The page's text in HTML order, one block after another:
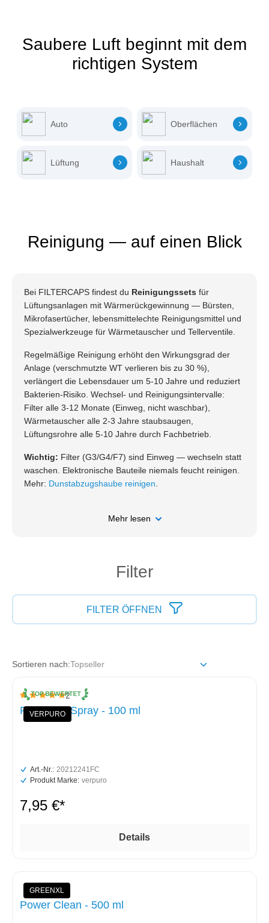
Saubere Luft beginnt mit dem
richtigen System
Auto Oberflächen
Lüftung Haushalt
Reinigung — auf einen Blick
Bei FILTERCAPS findest du Reinigungssets für
Lüftungsanlagen mit Wärmerückgewinnung — Bürsten,
Mikrofasertücher, lebensmittelechte Reinigungsmittel und
Spezialwerkzeuge für Wärmetauscher und Tellerventile.
Regelmäßige Reinigung erhöht den Wirkungsgrad der
Anlage (verschmutzte WT verlieren bis zu 30 %),
verlängert die Lebensdauer um 5-10 Jahre und reduziert
Bakterien-Risiko. Wechsel- und Reinigungsintervalle:
Filter alle 3-12 Monate (Einweg, nicht waschbar),
Wärmetauscher alle 2-3 Jahre staubsaugen,
Lüftungsrohre alle 5-10 Jahre durch Fachbetrieb.
Wichtig: Filter (G3/G4/F7) sind Einweg — wechseln statt
waschen. Elektronische Bauteile niemals feucht reinigen.
Mehr: Dunstabzugshaube reinigen
Mehr lesen
Filter
FILTER ÖFFNEN
Sortieren nach:
VERPURO
Durchschnittliche Bewertung von 5 von 5 Sternen
2
Pure Vent Spray - 100 ml
Art.-Nr.: 20212241FC
Produkt Marke: verpuro
7,95 €*
Details
GREENXL
Power Clean - 500 ml